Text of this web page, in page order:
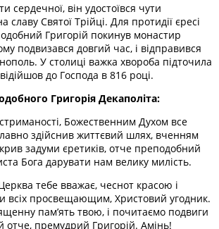
сердечної, він удостоївся чути
славу Святої Трійці. Для протидії єресі
Григорій покинув монастир
подвизався довгий час, і відправився
У столиці важка хвороба підточила
до Господа в 816 році.
Григорія Декаполіта:
Божественним Духом все
здійснив життєвий шлях, вченням
задуми єретиків, отче преподобний
Бога дарувати нам велику милість.
тебе вважає, чеснот красою і
всіх просвещающим, Христовий угодник.
пам’ять твою, і почитаємо подвиги
отче, премудрий Григорій. Амінь!